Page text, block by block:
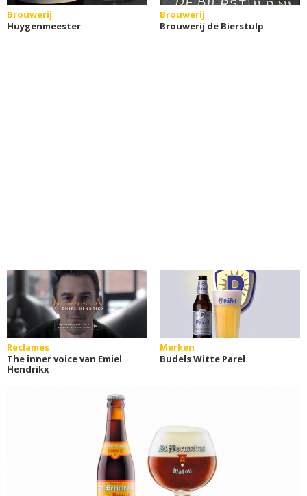
Brouwerij
Huygenmeester
Brouwerij
Brouwerij de Bierstulp
Reclames
The inner voice van Emiel
Hendrikx
Merken
Budels Witte Parel